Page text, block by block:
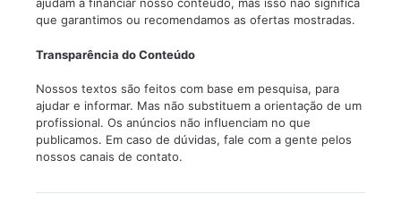
que garantimos ou recomendamos as ofertas mostradas.
Transparência do Conteúdo
Nossos textos são feitos com base em pesquisa, para
ajudar e informar. Mas não substituem a orientação de um
profissional. Os anúncios não influenciam no que
publicamos. Em caso de dúvidas, fale com a gente pelos
nossos canais de contato.